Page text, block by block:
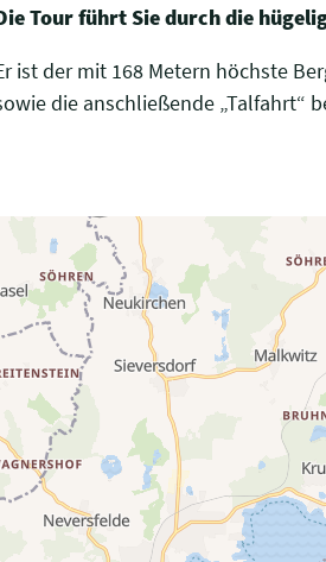
Tour führt Sie durch die
ist der mit 168 Metern höchste
die anschließende „Talfahrt“